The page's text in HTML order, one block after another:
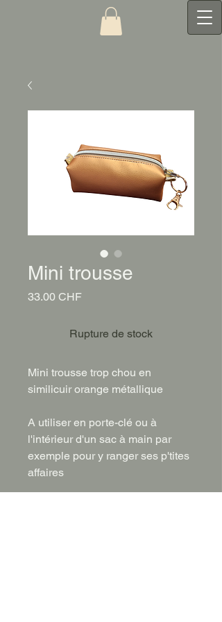
Mini trousse
33.00 CHFPrix
Rupture de stock
Mini trousse trop chou en
similicuir orange métallique
A utiliser en porte-clé ou à
l'intérieur d'un sac à main par
exemple pour y ranger ses p'tites
affaires